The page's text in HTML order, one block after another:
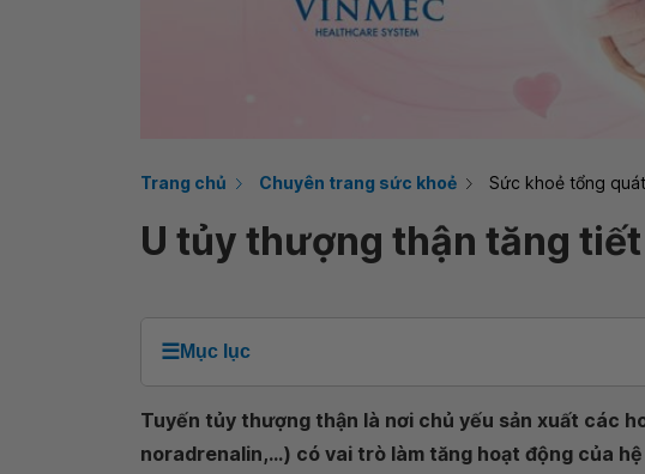
Trang chủ Chuyên trang sức khoẻ Sức khoẻ tổng quát
U tủy thượng thận tăng
☰Mục lục
Tuyến tủy thượng thận là nơi chủ yếu sản xuất các
noradrenalin,...) có vai trò làm tăng hoạt động của